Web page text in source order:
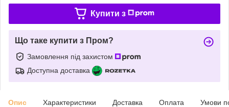
Купити з
Що таке купити з Пром?
Замовлення під захистом
Доступна доставка
Опис Характеристики Доставка Оплата Умови